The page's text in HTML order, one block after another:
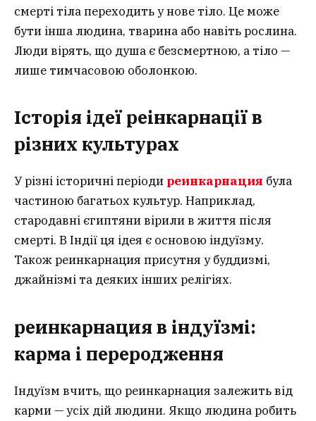
смерті тіла переходить у нове тіло. Це може
бути інша людина, тварина або навіть рослина.
Люди вірять, що душа є безсмертною, а тіло —
лише тимчасовою оболонкою.
Історія ідеї реінкарнації в
різних культурах
У різні історичні періоди реинкарнация була
частиною багатьох культур. Наприклад,
стародавні єгиптяни вірили в життя після
смерті. В Індії ця ідея є основою індуїзму.
Також реинкарнация присутня у буддизмі,
джайнізмі та деяких інших релігіях.
реинкарнация в індуїзмі:
карма і переродження
Індуїзм вчить, що реинкарнация залежить від
карми — усіх дій людини. Якщо людина робить